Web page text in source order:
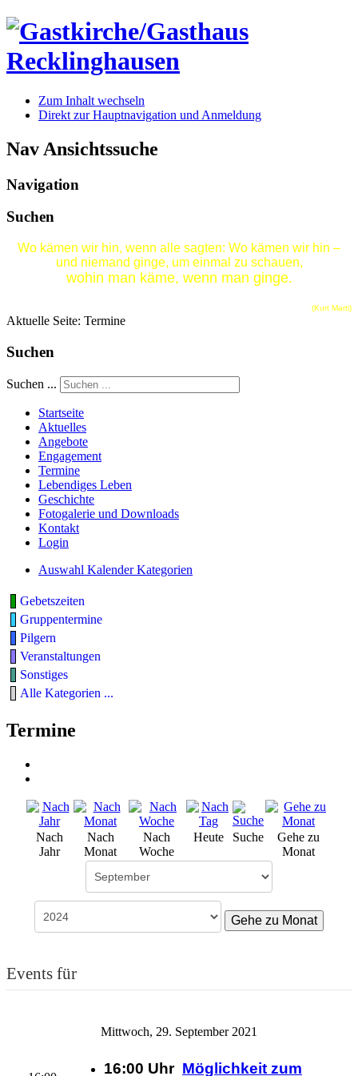
Zum Inhalt wechseln
Direkt zur Hauptnavigation und Anmeldung
Nav Ansichtssuche
Navigation
Suchen
Wo kämen wir hin, wenn alle sagten: Wo kämen wir hin –
und niemand ginge, um einmal zu schauen,
wohin man käme, wenn man ginge.
(Kurt Marti)
Aktuelle Seite: Termine
Suchen
Suchen ...
Startseite
Aktuelles
Angebote
Engagement
Termine
Lebendiges Leben
Geschichte
Fotogalerie und Downloads
Kontakt
Login
Auswahl Kalender Kategorien
Gebetszeiten
Gruppentermine
Pilgern
Veranstaltungen
Sonstiges
Alle Kategorien ...
Termine
Nach
Jahr
Nach
Monat
Nach
Woche
Heute Suche
Gehe zu
Monat
Gehe zu Monat
Events für
Mittwoch, 29. September 2021
16:00 Uhr Möglichkeit zum